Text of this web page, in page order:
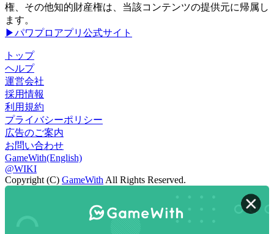
権、その他知的財産権は、当該コンテンツの提供元に帰属し
ます。
▶パワプロアプリ公式サイト
トップ
ヘルプ
運営会社
採用情報
利用規約
プライバシーポリシー
広告のご案内
お問い合わせ
GameWith(English)
@WIKI
Copyright (C) GameWith All Rights Reserved.